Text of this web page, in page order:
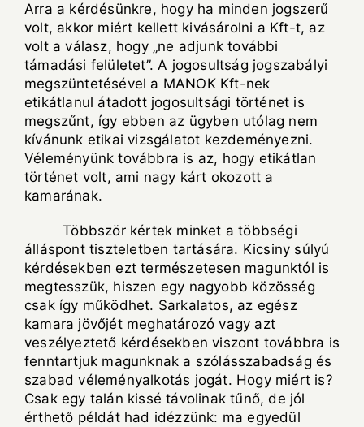
Arra a kérdésünkre, hogy ha minden jogszerű
volt, akkor miért kellett kivásárolni a Kft-t, az
volt a válasz, hogy „ne adjunk további
támadási felületet”. A jogosultság jogszabályi
megszüntetésével a MANOK Kft-nek
etikátlanul átadott jogosultsági történet is
megszűnt, így ebben az ügyben utólag nem
kívánunk etikai vizsgálatot kezdeményezni.
Véleményünk továbbra is az, hogy etikátlan
történet volt, ami nagy kárt okozott a
kamarának.
Többször kértek minket a többségi
álláspont tiszteletben tartására. Kicsiny súlyú
kérdésekben ezt természetesen magunktól is
megtesszük, hiszen egy nagyobb közösség
csak így működhet. Sarkalatos, az egész
kamara jövőjét meghatározó vagy azt
veszélyeztető kérdésekben viszont továbbra is
fenntartjuk magunknak a szólásszabadság és
szabad véleményalkotás jogát. Hogy miért is?
Csak egy talán kissé távolinak tűnő, de jól
érthető példát had idézzünk: ma egyedül